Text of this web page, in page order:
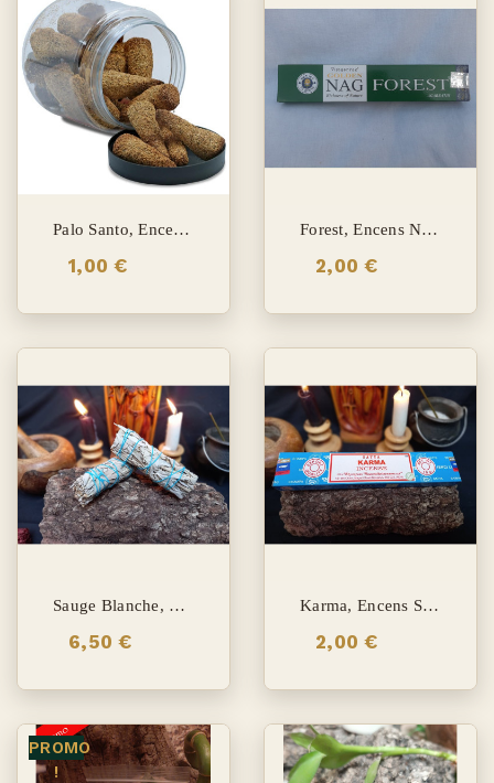
Palo Santo, Encens Cône
1,00 €
Forest, Encens Nag Champa
2,00 €
Sauge Blanche, Smudge S
6,50 €
Karma, Encens Satya
2,00 €
PROMO
!